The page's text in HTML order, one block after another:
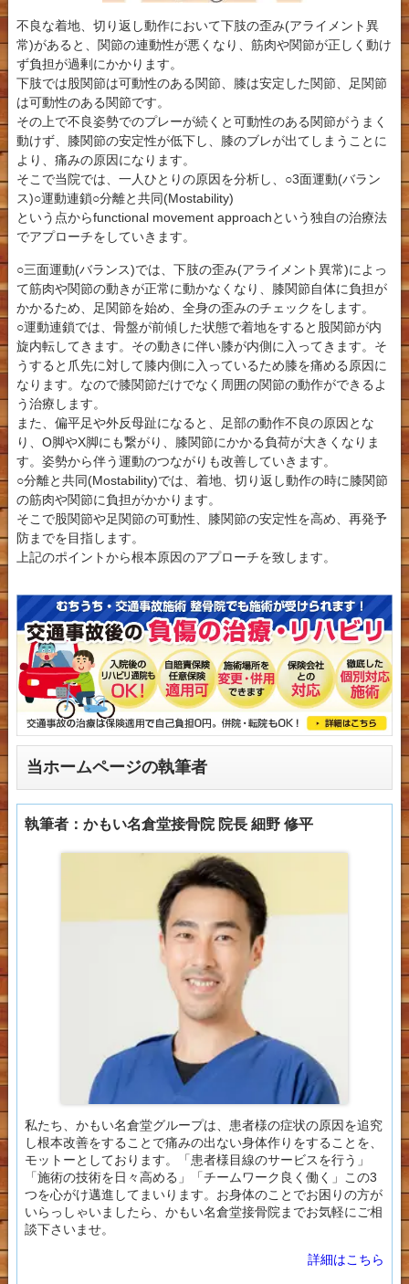
不良な着地、切り返し動作において下肢の歪み(アライメント異
常)があると、関節の連動性が悪くなり、筋肉や関節が正しく動け
ず負担が過剰にかかります。
下肢では股関節は可動性のある関節、膝は安定した関節、足関節
は可動性のある関節です。
その上で不良姿勢でのプレーが続くと可動性のある関節がうまく
動けず、膝関節の安定性が低下し、膝のブレが出てしまうことに
より、痛みの原因になります。
そこで当院では、一人ひとりの原因を分析し、○3面運動(バラン
ス)○運動連鎖○分離と共同(Mostability)
という点からfunctional movement approachという独自の治療法
でアプローチをしていきます。
○三面運動(バランス)では、下肢の歪み(アライメント異常)によっ
て筋肉や関節の動きが正常に動かなくなり、膝関節自体に負担が
かかるため、足関節を始め、全身の歪みのチェックをします。
○運動連鎖では、骨盤が前傾した状態で着地をすると股関節が内
旋内転してきます。その動きに伴い膝が内側に入ってきます。そ
うすると爪先に対して膝内側に入っているため膝を痛める原因に
なります。なので膝関節だけでなく周囲の関節の動作ができるよ
う治療します。
また、偏平足や外反母趾になると、足部の動作不良の原因とな
り、O脚やX脚にも繋がり、膝関節にかかる負荷が大きくなりま
す。姿勢から伴う運動のつながりも改善していきます。
○分離と共同(Mostability)では、着地、切り返し動作の時に膝関節
の筋肉や関節に負担がかかります。
そこで股関節や足関節の可動性、膝関節の安定性を高め、再発予
防までを目指します。
上記のポイントから根本原因のアプローチを致します。
当ホームページの執筆者
執筆者：かもい名倉堂接骨院 院長 細野 修平
私たち、かもい名倉堂グループは、患者様の症状の原因を追究
し根本改善をすることで痛みの出ない身体作りをすることを、
モットーとしております。「患者様目線のサービスを行う」
「施術の技術を日々高める」「チームワーク良く働く」この3
つを心がけ邁進してまいります。お身体のことでお困りの方が
いらっしゃいましたら、かもい名倉堂接骨院までお気軽にご相
談下さいませ。
詳細はこちら